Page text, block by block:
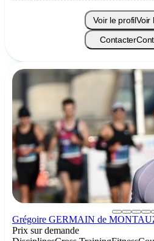
Voir le profilVoir
Contacter
Grégoire GERMAIN de
Prix sur demande